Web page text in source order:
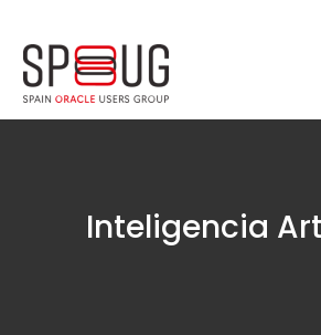
Inteligencia